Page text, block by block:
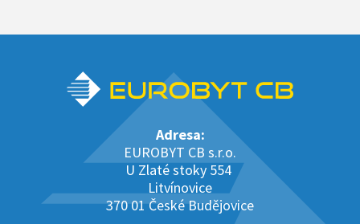
Adresa:
EUROBYT CB s.r.o.
U Zlaté stoky 554
Litvínovice
370 01 České Budějovice